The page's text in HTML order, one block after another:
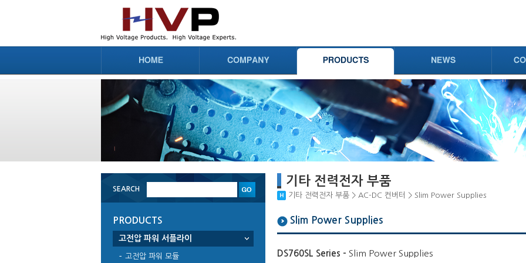
SEARCH
PRODUCTS
고전압 파워 서플라이
고전압 파워 모듈
기타 전력전자 부품
기타 전력전자 부품 > AC-DC 컨버터 > Slim Power Supplies
Slim Power Supplies
DS760SL Series - Slim Power Supplies